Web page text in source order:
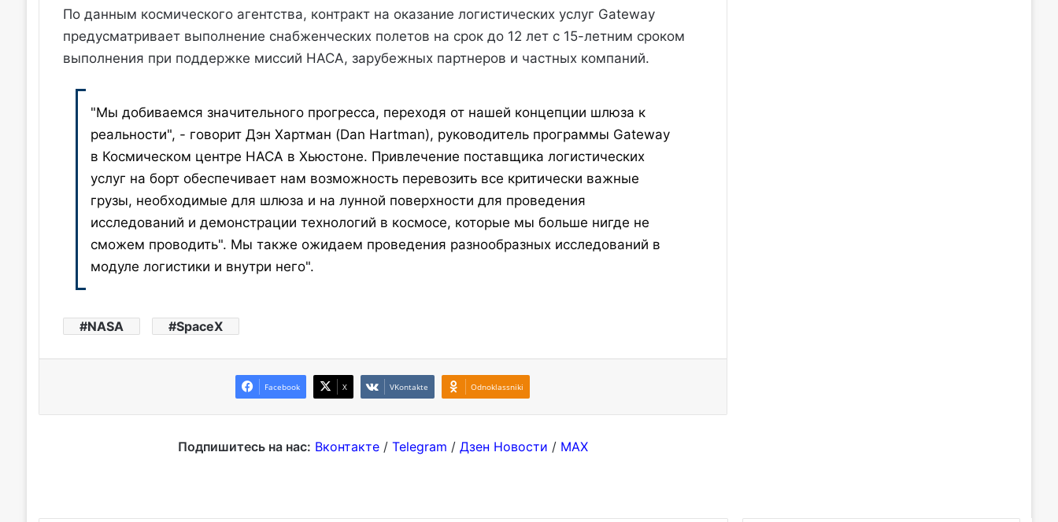
По данным космического агентства, контракт на оказание логистических услуг Gateway
предусматривает выполнение снабженческих полетов на срок до 12 лет с 15-летним сроком
выполнения при поддержке миссий НАСА, зарубежных партнеров и частных компаний.
"Мы добиваемся значительного прогресса, переходя от нашей концепции шлюза к
реальности", - говорит Дэн Хартман (Dan Hartman), руководитель программы Gateway
в Космическом центре НАСА в Хьюстоне. Привлечение поставщика логистических
услуг на борт обеспечивает нам возможность перевозить все критически важные
грузы, необходимые для шлюза и на лунной поверхности для проведения
исследований и демонстрации технологий в космосе, которые мы больше нигде не
сможем проводить". Мы также ожидаем проведения разнообразных исследований в
модуле логистики и внутри него".
NASA SpaceX
Facebook X VKontakte Odnoklassniki
Подпишитесь на нас: Вконтакте/ Telegram / Дзен Новости / MAX